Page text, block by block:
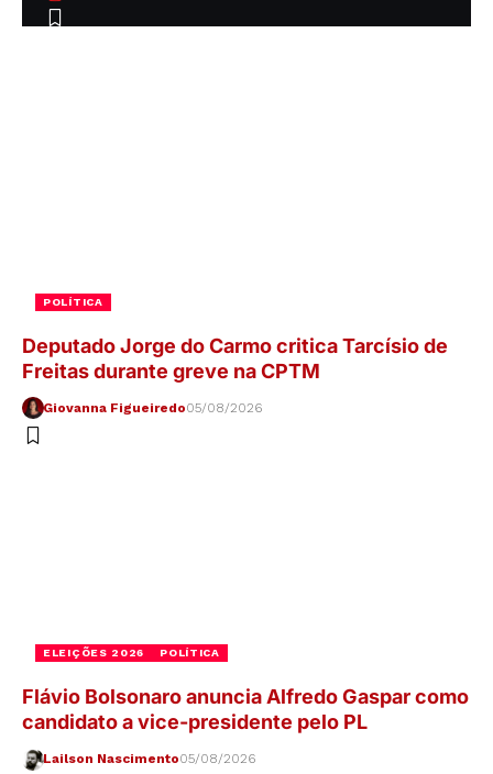
POLÍTICA
Deputado Jorge do Carmo critica Tarcísio de
Freitas durante greve na CPTM
Giovanna Figueiredo05/08/2026
ELEIÇÕES 2026 POLÍTICA
Flávio Bolsonaro anuncia Alfredo Gaspar como
candidato a vice-presidente pelo PL
Lailson Nascimento05/08/2026